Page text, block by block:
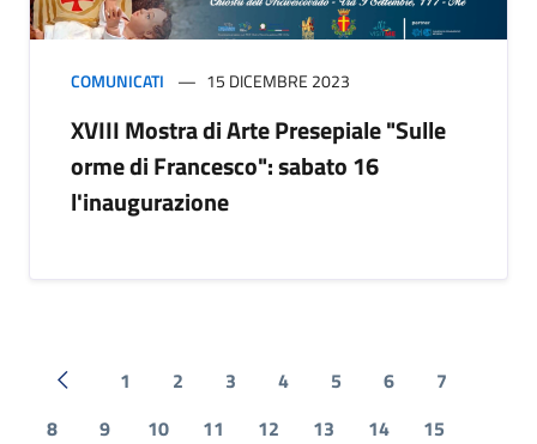
COMUNICATI 15 DICEMBRE 2023
XVIII Mostra di Arte Presepiale "Sulle
orme di Francesco": sabato 16
l'inaugurazione
Pagina precedente
1 2 3 4 5 6
7
8
9 10 11 12 13 14
15